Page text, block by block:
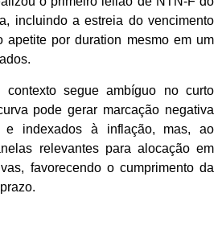
incluindo a estreia do vencimento
apetite por duration mesmo em um
segue ambíguo no curto
pode gerar marcação negativa
e indexados à inflação, mas, ao
relevantes para alocação em
favorecendo o cumprimento da